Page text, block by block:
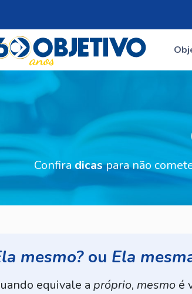
Confiradicaspara não
mesmo? ou Ela
equivale a próprio, mesmo é